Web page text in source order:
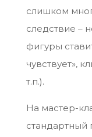
слишком
следствие –
фигуры
чувствует»,
т.п.).
На мастер-
стандартный